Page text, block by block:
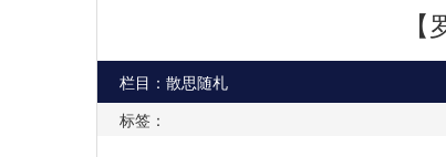
栏目：散思随札
标签：